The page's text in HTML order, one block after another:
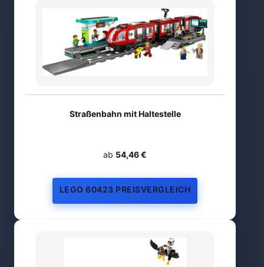
Straßenbahn mit Haltestelle
ab 54,46 €
LEGO 60423 PREISVERGLEICH